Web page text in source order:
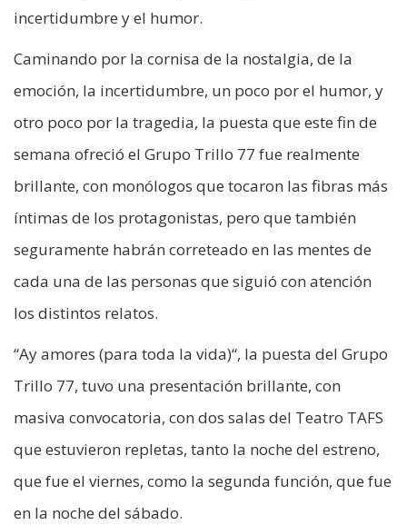
incertidumbre y el humor.
Caminando por la cornisa de la nostalgia, de la
emoción, la incertidumbre, un poco por el humor, y
otro poco por la tragedia, la puesta que este fin de
semana ofreció el Grupo Trillo 77 fue realmente
brillante, con monólogos que tocaron las fibras más
íntimas de los protagonistas, pero que también
seguramente habrán correteado en las mentes de
cada una de las personas que siguió con atención
los distintos relatos.
“Ay amores (para toda la vida)“, la puesta del Grupo
Trillo 77, tuvo una presentación brillante, con
masiva convocatoria, con dos salas del Teatro TAFS
que estuvieron repletas, tanto la noche del estreno,
que fue el viernes, como la segunda función, que fue
en la noche del sábado.